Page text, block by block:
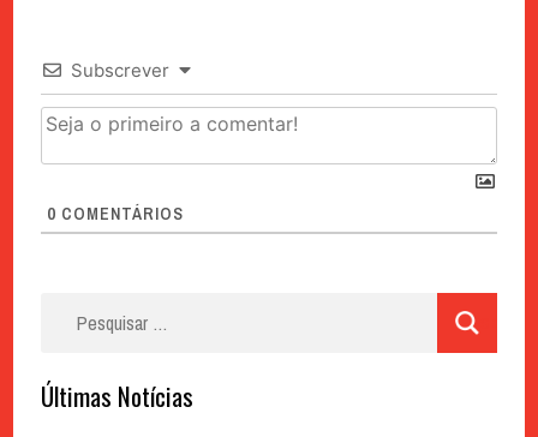
Subscrever
0 COMENTÁRIOS
Últimas Notícias